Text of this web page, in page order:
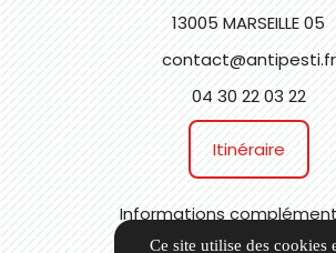
13005 MARSEILLE 05
contact@antipesti.fr
04 30 22 03 22
Itinéraire
Informations
Ce site utilise des cookies